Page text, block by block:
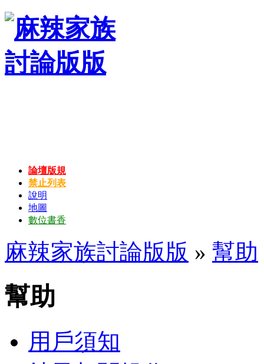
論壇版規
禁止列表
說明
地圖
數位書香
麻辣家族討論版版 » 幫助
幫助
用戶須知